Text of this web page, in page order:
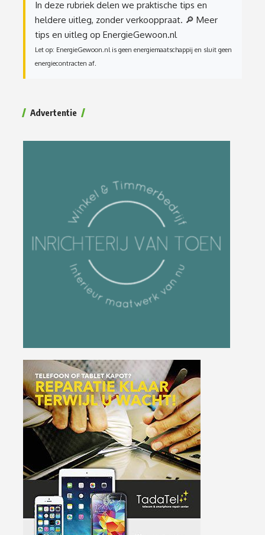
In deze rubriek delen we praktische tips en
heldere uitleg, zonder verkooppraat. 🔎 Meer
tips en uitleg op EnergieGewoon.nl
Let op: EnergieGewoon.nl is geen energiemaatschappij en sluit geen
energiecontracten af.
Advertentie